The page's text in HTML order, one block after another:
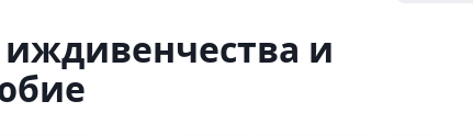
иждивенчества и